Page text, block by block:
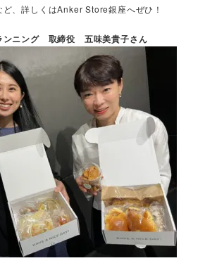
、詳しくはAnker Store銀座へぜひ！
ンニング 取締役 五味美貴子さん